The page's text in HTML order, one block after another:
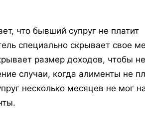
что бывший супруг не платит
специально скрывает свое
размер доходов, чтобы не
случаи, когда алименты не
несколько месяцев не мог